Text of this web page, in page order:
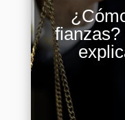
Imagina
de
libertad